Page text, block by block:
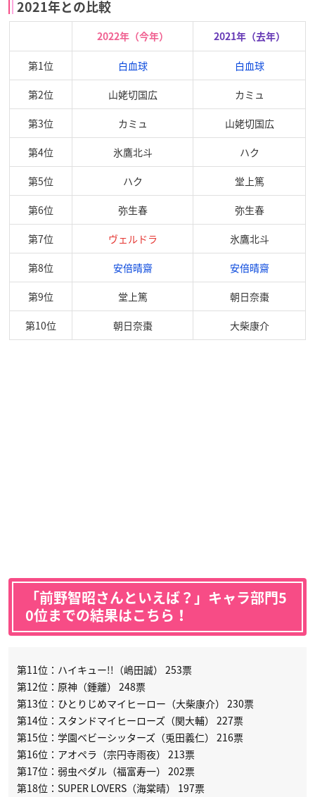
2021年との比較
2022年（今年） 2021年（去年）
第1位 白血球 白血球
第2位 山姥切国広 カミュ
第3位 カミュ 山姥切国広
第4位 氷鷹北斗 ハク
第5位 ハク 堂上篤
第6位 弥生春 弥生春
第7位 ヴェルドラ 氷鷹北斗
第8位 安倍晴齋 安倍晴齋
第9位 堂上篤 朝日奈棗
第10位 朝日奈棗 大柴康介
「前野智昭さんといえば？」キャラ部門5
0位までの結果はこちら！
第11位：ハイキュー!!（嶋田誠） 253票
第12位：原神（鍾離） 248票
第13位：ひとりじめマイヒーロー（大柴康介） 230票
第14位：スタンドマイヒーローズ（関大輔） 227票
第15位：学園ベビーシッターズ（兎田義仁） 216票
第16位：アオペラ（宗円寺雨夜） 213票
第17位：弱虫ペダル（福富寿一） 202票
第18位：SUPER LOVERS（海棠晴） 197票